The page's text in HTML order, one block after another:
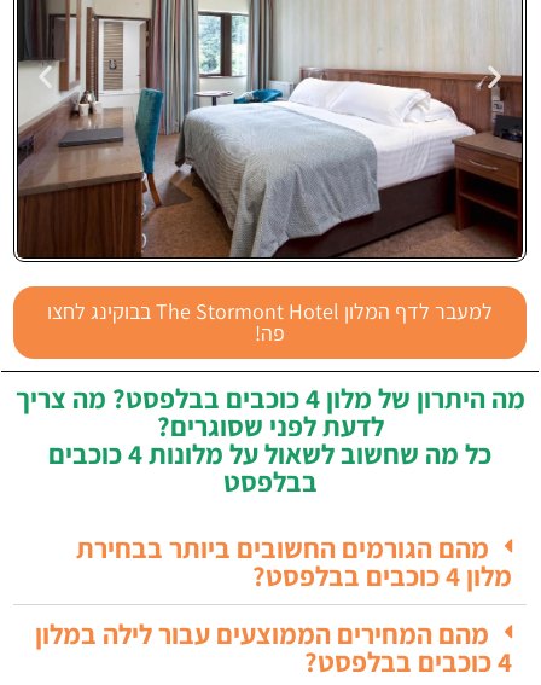
The
Stormont
למעבר לדף המלון The Stormont Hotel בבוקינג לחצו
פה!
מה היתרון של מלון 4 כוכבים בבלפסט? מה צריך
לדעת לפני שסוגרים?
כל מה שחשוב לשאול על מלונות 4 כוכבים
בבלפסט
מהם הגורמים החשובים ביותר בבחירת
מלון 4 כוכבים בבלפסט?
מהם המחירים הממוצעים עבור לילה במלון
4 כוכבים בבלפסט?